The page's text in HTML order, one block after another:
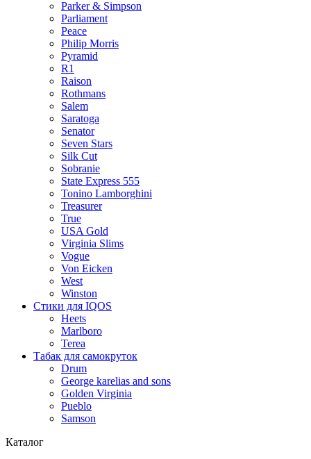
Parker & Simpson
Parliament
Peace
Philip Morris
Pyramid
R1
Raison
Rothmans
Salem
Saratoga
Senator
Seven Stars
Silk Cut
Sobranie
State Express 555
Tonino Lamborghini
Treasurer
True
USA Gold
Virginia Slims
Vogue
Von Eicken
West
Winston
Стики для IQOS
Heets
Marlboro
Terea
Табак для самокруток
Drum
George karelias and sons
Golden Virginia
Pueblo
Samson
Каталог